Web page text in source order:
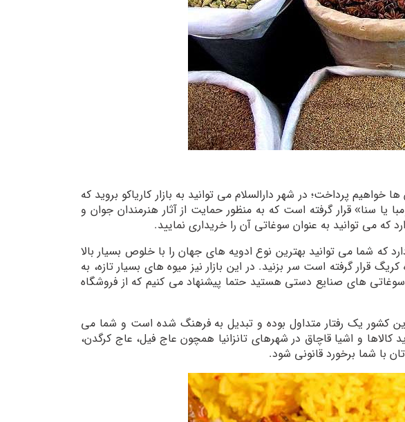
پرداخت؛ در شهر دارالسلام می توانید به بازار کاریاکو بروید که
سنا» قرار گرفته است که به منظور حمایت از آثار هنرمندان جوان و
که می توانید به عنوان سوغاتی آن را خریداری نمایید.
که شما می توانید بهترین نوع ادویه های جهان را با خلوص بسیار بالا
قرار گرفته است سر بزنید. در این بازار نیز میوه های بسیار تازه، به
های صنایع دستی هستید حتما پیشنهاد می کنیم که از فروشگاه
کشور یک رفتار متداول بوده و تبدیل به فرهنگ شده است و شما می
که از خرید کالاها و اشیا قاچاق در شهرهای تانزانیا همچون عاج فیل، عاج کرگدن،
با شما برخورد قانونی شود.